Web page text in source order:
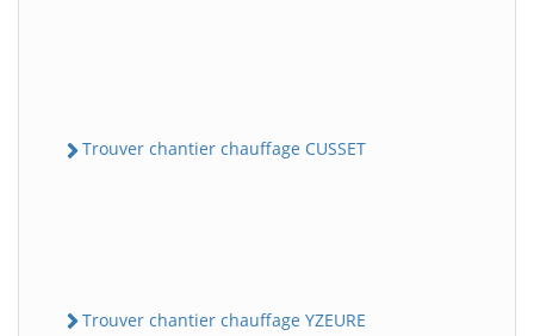
Trouver chantier chauffage CUSSET
Trouver chantier chauffage YZEURE